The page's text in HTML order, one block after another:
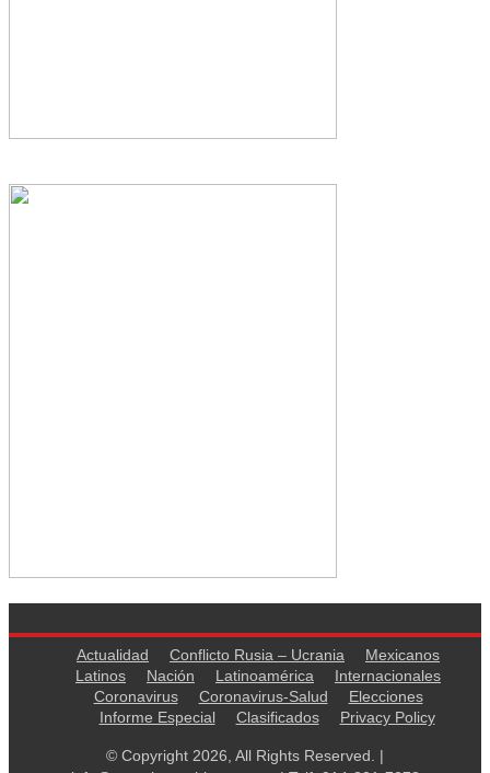
Actualidad Conflicto Rusia – Ucrania
Mexicanos
Latinos
Nación Latinoamérica
Internacionales
Coronavirus
Coronavirus-Salud
Elecciones
Informe Especial
Clasificados Privacy Policy
© Copyright 2026, All Rights Reserved. |